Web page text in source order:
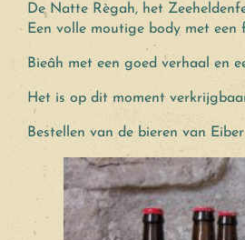
De Natte Règah, het
Een volle moutige body met
Bieâh met een goed verhaal en
Het is op dit moment
Bestellen van de bieren van